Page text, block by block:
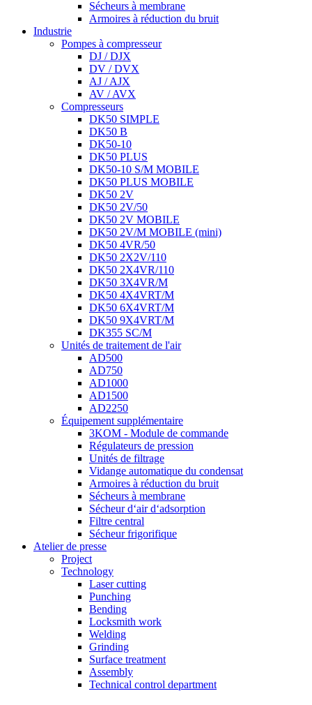
Sécheurs à membrane
Armoires à réduction du bruit
Industrie
Pompes à compresseur
DJ / DJX
DV / DVX
AJ / AJX
AV / AVX
Compresseurs
DK50 SIMPLE
DK50 B
DK50-10
DK50 PLUS
DK50-10 S/M MOBILE
DK50 PLUS MOBILE
DK50 2V
DK50 2V/50
DK50 2V MOBILE
DK50 2V/M MOBILE (mini)
DK50 4VR/50
DK50 2X2V/110
DK50 2X4VR/110
DK50 3X4VR/M
DK50 4X4VRT/M
DK50 6X4VRT/M
DK50 9X4VRT/M
DK355 SC/M
Unités de traitement de l'air
AD500
AD750
AD1000
AD1500
AD2250
Équipement supplémentaire
3KOM - Module de commande
Régulateurs de pression
Unités de filtrage
Vidange automatique du condensat
Armoires à réduction du bruit
Sécheurs à membrane
Sécheur d‘air d‘adsorption
Filtre central
Sécheur frigorifique
Atelier de presse
Project
Technology
Laser cutting
Punching
Bending
Locksmith work
Welding
Grinding
Surface treatment
Assembly
Technical control department